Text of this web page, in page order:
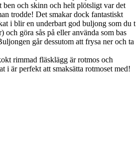
ben och skinn och helt plötsligt var det
trodde! Det smakar dock fantastiskt
i blir en underbart god buljong som du t
och göra sås på eller använda som bas
går dessutom att frysa ner och ta
rimmad fläsklägg är rotmos och
i är perfekt att smaksätta rotmoset med!